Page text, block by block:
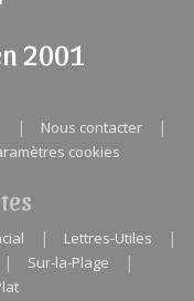
2001
| Nous contacter |
cookies
| Lettres-Utiles |
| Sur-la-Plage |